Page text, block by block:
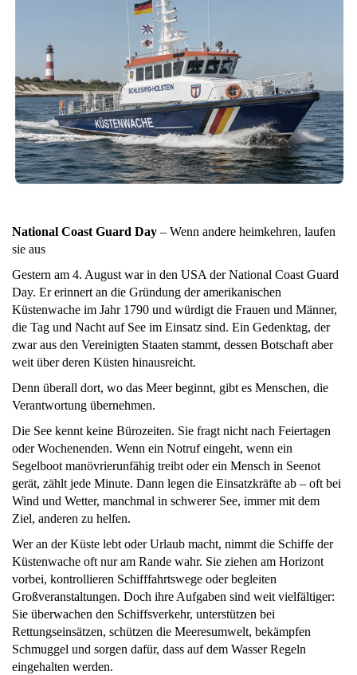
National Coast Guard Day – Wenn andere heimkehren, laufen
sie aus
Gestern am 4. August war in den USA der National Coast Guard
Day. Er erinnert an die Gründung der amerikanischen
Küstenwache im Jahr 1790 und würdigt die Frauen und Männer,
die Tag und Nacht auf See im Einsatz sind. Ein Gedenktag, der
zwar aus den Vereinigten Staaten stammt, dessen Botschaft aber
weit über deren Küsten hinausreicht.
Denn überall dort, wo das Meer beginnt, gibt es Menschen, die
Verantwortung übernehmen.
Die See kennt keine Bürozeiten. Sie fragt nicht nach Feiertagen
oder Wochenenden. Wenn ein Notruf eingeht, wenn ein
Segelboot manövrierunfähig treibt oder ein Mensch in Seenot
gerät, zählt jede Minute. Dann legen die Einsatzkräfte ab – oft bei
Wind und Wetter, manchmal in schwerer See, immer mit dem
Ziel, anderen zu helfen.
Wer an der Küste lebt oder Urlaub macht, nimmt die Schiffe der
Küstenwache oft nur am Rande wahr. Sie ziehen am Horizont
vorbei, kontrollieren Schifffahrtswege oder begleiten
Großveranstaltungen. Doch ihre Aufgaben sind weit vielfältiger:
Sie überwachen den Schiffsverkehr, unterstützen bei
Rettungseinsätzen, schützen die Meeresumwelt, bekämpfen
Schmuggel und sorgen dafür, dass auf dem Wasser Regeln
eingehalten werden.